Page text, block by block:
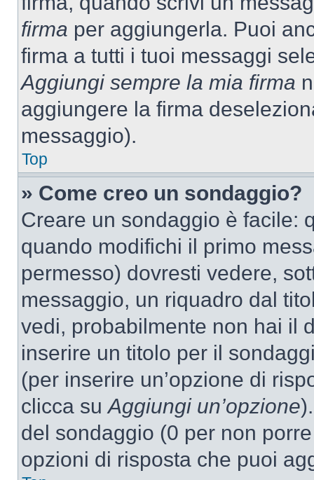
firma per aggiungerla. Puoi
firma a tutti i tuoi messaggi
Aggiungi sempre la mia firma
aggiungere la firma
messaggio).
Top
» Come creo un sondaggio?
Creare un sondaggio è facile:
quando modifichi il primo
permesso) dovresti vedere,
messaggio, un riquadro dal
vedi, probabilmente non hai il
inserire un titolo per il
(per inserire un’opzione di
clicca suAggiungi un’opzione
del sondaggio (0 per non
opzioni di risposta che puoi